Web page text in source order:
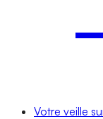
Votre veille